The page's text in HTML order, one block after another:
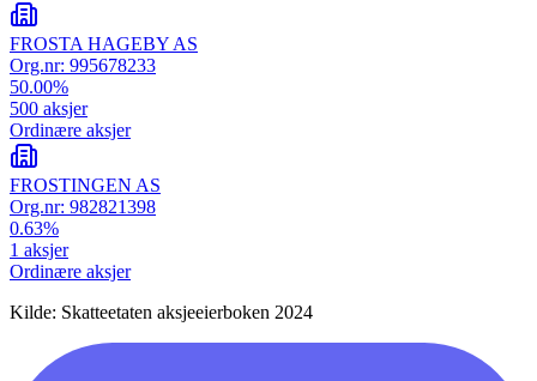
FROSTA HAGEBY AS
Org.nr: 995678233
50.00%
500 aksjer
Ordinære aksjer
FROSTINGEN AS
Org.nr: 982821398
0.63%
1 aksjer
Ordinære aksjer
Kilde: Skatteetaten aksjeeierboken 2024